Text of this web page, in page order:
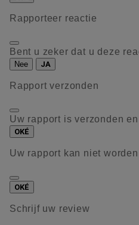
Rapporteer reactie
Bent u zeker dat u deze
Nee JA
Rapport verzonden
Uw rapport is verzonden
OKÉ
Uw rapport kan niet
OKÉ
Schrijf uw review